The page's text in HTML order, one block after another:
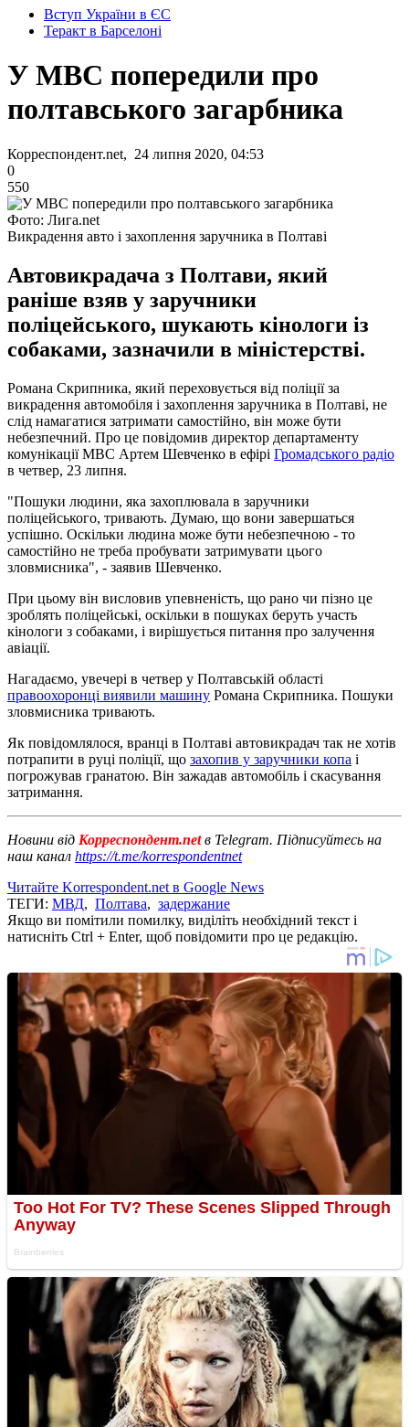
Вступ України в ЄС
Теракт в Барселоні
У МВС попередили про
полтавського загарбника
Корреспондент.net, 24 липня 2020, 04:53
0
550
Фото: Лига.net
Викрадення авто і захоплення заручника в Полтаві
Автовикрадача з Полтави, який
раніше взяв у заручники
поліцейського, шукають кінологи із
собаками, зазначили в міністерстві.
Романа Скрипника, який переховується від поліції за
викрадення автомобіля і захоплення заручника в Полтаві, не
слід намагатися затримати самостійно, він може бути
небезпечний. Про це повідомив директор департаменту
комунікації МВС Артем Шевченко в ефірі Громадського радіо
в четвер, 23 липня.
"Пошуки людини, яка захоплювала в заручники
поліцейського, тривають. Думаю, що вони завершаться
успішно. Оскільки людина може бути небезпечною - то
самостійно не треба пробувати затримувати цього
зловмисника", - заявив Шевченко.
При цьому він висловив упевненість, що рано чи пізно це
зроблять поліцейські, оскільки в пошуках беруть участь
кінологи з собаками, і вирішується питання про залучення
авіації.
Нагадаємо, увечері в четвер у Полтавській області
правоохоронці виявили машину Романа Скрипника. Пошуки
зловмисника тривають.
Як повідомлялося, вранці в Полтаві автовикрадач так не хотів
потрапити в руці поліції, що захопив у заручники копа і
погрожував гранатою. Він зажадав автомобіль і скасування
затримання.
Новини від Корреспондент.netв Telegram. Підписуйтесь на
наш канал https://t.me/korrespondentnet
Читайте Korrespondent.net в Google News
ТЕГИ: МВД, Полтава, задержание
Якщо ви помітили помилку, виділіть необхідний текст і
натисніть Ctrl + Enter, щоб повідомити про це редакцію.